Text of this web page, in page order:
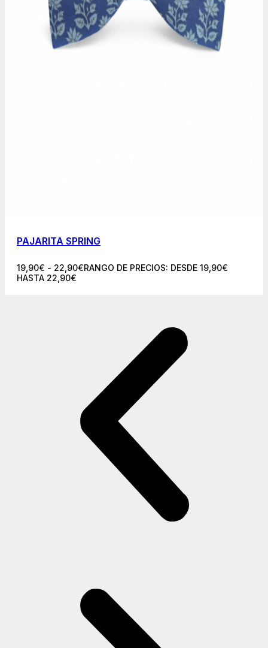
PAJARITA SPRING
19,90€ - 22,90€RANGO DE PRECIOS: DESDE 19,90€
HASTA 22,90€